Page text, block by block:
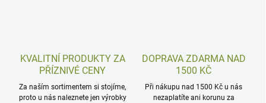
KVALITNÍ PRODUKTY ZA
PŘÍZNIVÉ CENY
Za naším sortimentem si stojíme,
proto u nás naleznete jen výrobky
DOPRAVA ZDARMA NAD
1500 KČ
Při nákupu nad 1500 Kč u nás
nezaplatíte ani korunu za